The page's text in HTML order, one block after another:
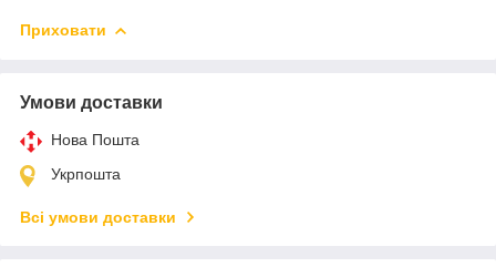
Приховати
Умови доставки
Нова Пошта
Укрпошта
Всі умови доставки